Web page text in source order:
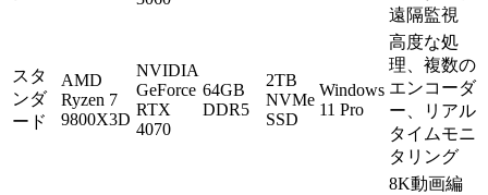
遠隔監視
スタ
ンダ
ード
AMD
Ryzen 7
9800X3D
NVIDIA
GeForce
RTX
4070
64GB
DDR5
2TB
NVMe
SSD
Windows
11 Pro
高度な処
理、複数の
エンコーダ
ー、リアル
タイムモニ
タリング
8K動画編